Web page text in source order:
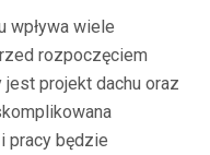
wpływa wiele
rozpoczęciem
projekt dachu oraz
pracy będzie